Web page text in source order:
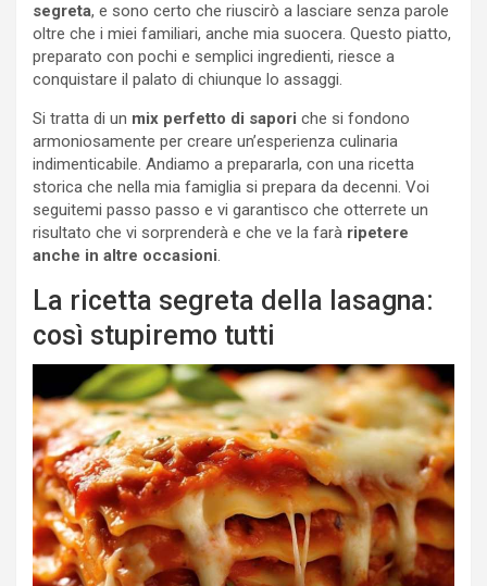
segreta, e sono certo che riuscirò a lasciare senza parole
oltre che i miei familiari, anche mia suocera. Questo piatto,
preparato con pochi e semplici ingredienti, riesce a
conquistare il palato di chiunque lo assaggi.
Si tratta di un mix perfetto di sapori che si fondono
armoniosamente per creare un’esperienza culinaria
indimenticabile. Andiamo a prepararla, con una ricetta
storica che nella mia famiglia si prepara da decenni. Voi
seguitemi passo passo e vi garantisco che otterrete un
risultato che vi sorprenderà e che ve la farà ripetere
anche in altre occasioni.
La ricetta segreta della lasagna:
così stupiremo tutti